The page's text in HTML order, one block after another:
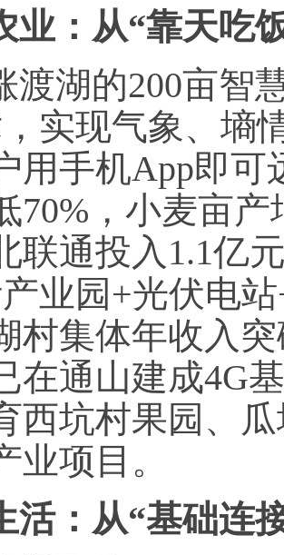
业：从“靠天吃
渡湖的200亩智
实现气象、墒
用手机App即
70%，小麦亩
联通投入1.1亿
业园+光伏电
村集体年收入
在通山建成4G
西坑村果园、
业项目。
活：从“基础连